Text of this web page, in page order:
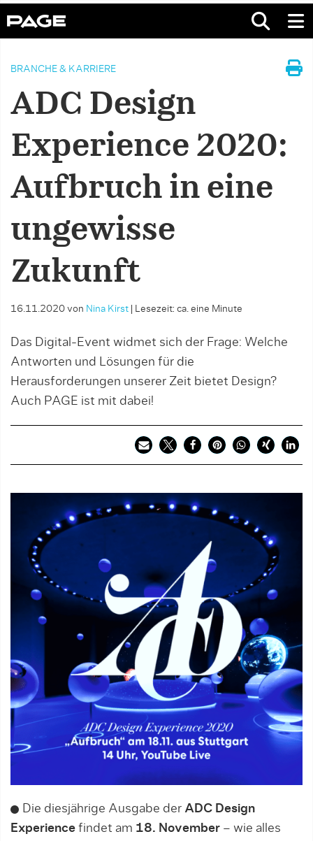
BRANCHE & KARRIERE
ADC Design
Experience 2020:
Aufbruch in eine
ungewisse
Zukunft
16.11.2020 von Nina Kirst Lesezeit: ca. eine Minute
Das Digital-Event widmet sich der Frage: Welche
Antworten und Lösungen für die
Herausforderungen unserer Zeit bietet Design?
Auch PAGE ist mit dabei!
Die diesjährige Ausgabe der ADC Design
Experience findet am 18. November – wie alles